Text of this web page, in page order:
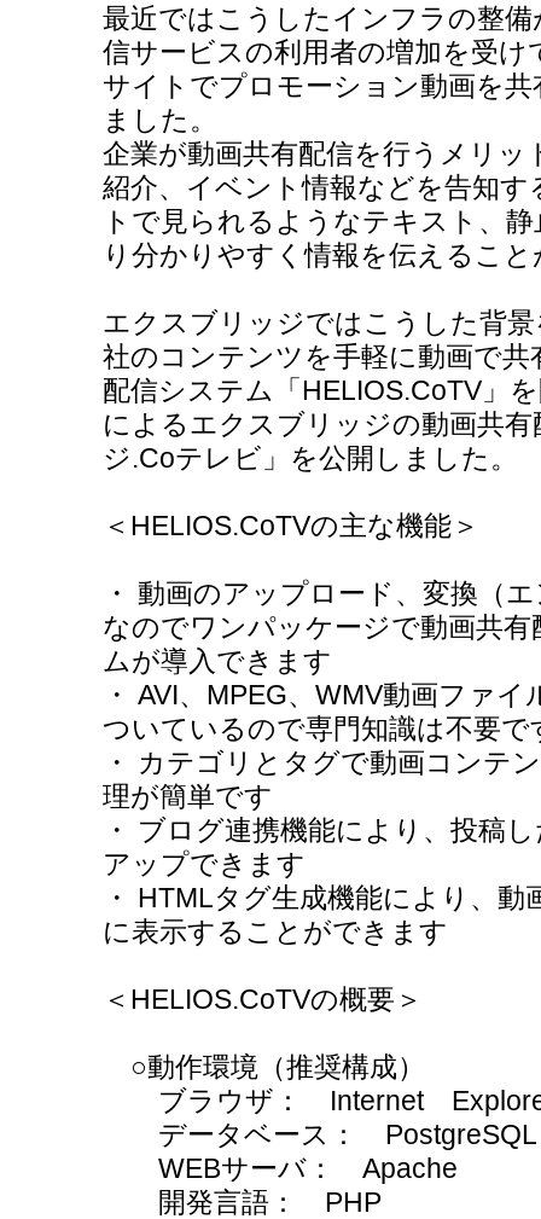
最近ではこうしたインフラの整
信サービスの利用者の増加を受
サイトでプロモーション動画を
ました。
企業が動画共有配信を行うメリッ
紹介、イベント情報などを告知
トで見られるようなテキスト、
り分かりやすく情報を伝えるこ
エクスブリッジではこうした背
社のコンテンツを手軽に動画で
配信システム「HELIOS.CoTV」
によるエクスブリッジの動画共
ジ.Coテレビ」を公開しました。
＜HELIOS.CoTVの主な機能＞
・ 動画のアップロード、変換（
なのでワンパッケージで動画共
ムが導入できます
・ AVI、MPEG、WMV動画ファ
ついているので専門知識は不要で
・ カテゴリとタグで動画コンテ
理が簡単です
・ ブログ連携機能により、投稿
アップできます
・ HTMLタグ生成機能により、
に表示することができます
＜HELIOS.CoTVの概要＞
○動作環境（推奨構成）
ブラウザ： Internet
データベース： PostgreSQL
WEBサーバ： Apache
開発言語： PHP